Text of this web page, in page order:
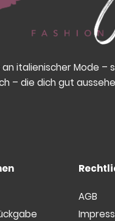
italienischer Mode –
– die dich gut
AGB